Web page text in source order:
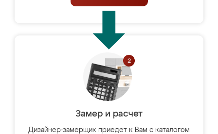
Замер и расчет
Дизайнер-замерщик приедет к Вам с каталогом